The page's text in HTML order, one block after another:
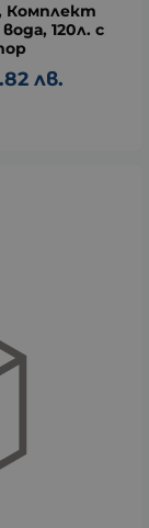
Комплект
120л. с
лв.